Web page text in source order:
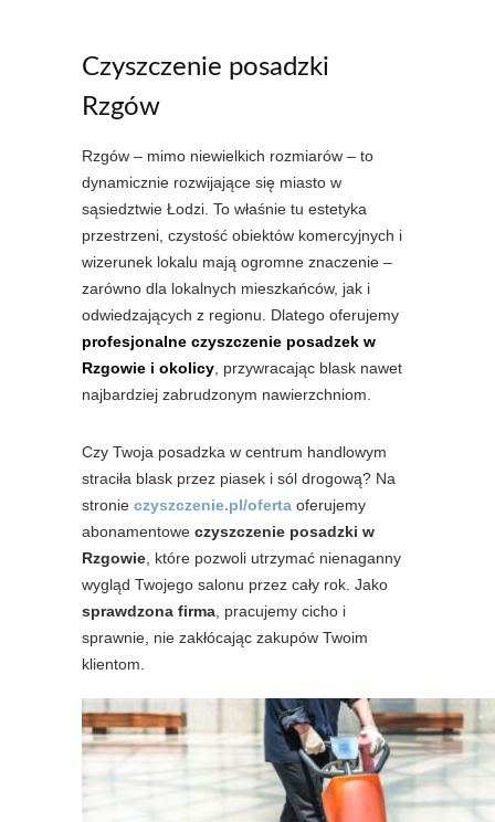
Czyszczenie posadzki
Rzgów
Rzgów – mimo niewielkich rozmiarów – to
dynamicznie rozwijające się miasto w
sąsiedztwie Łodzi. To właśnie tu estetyka
przestrzeni, czystość obiektów komercyjnych i
wizerunek lokalu mają ogromne znaczenie –
zarówno dla lokalnych mieszkańców, jak i
odwiedzających z regionu. Dlatego oferujemy
profesjonalne czyszczenie posadzek w
Rzgowie i okolicy , przywracając blask nawet
najbardziej zabrudzonym nawierzchniom.
Czy Twoja posadzka w centrum handlowym
straciła blask przez piasek i sól drogową? Na
stronie czyszczenie.pl/oferta oferujemy
abonamentowe czyszczenie posadzki w
Rzgowie , które pozwoli utrzymać nienaganny
wygląd Twojego salonu przez cały rok. Jako
sprawdzona firma , pracujemy cicho i
sprawnie, nie zakłócając zakupów Twoim
klientom.